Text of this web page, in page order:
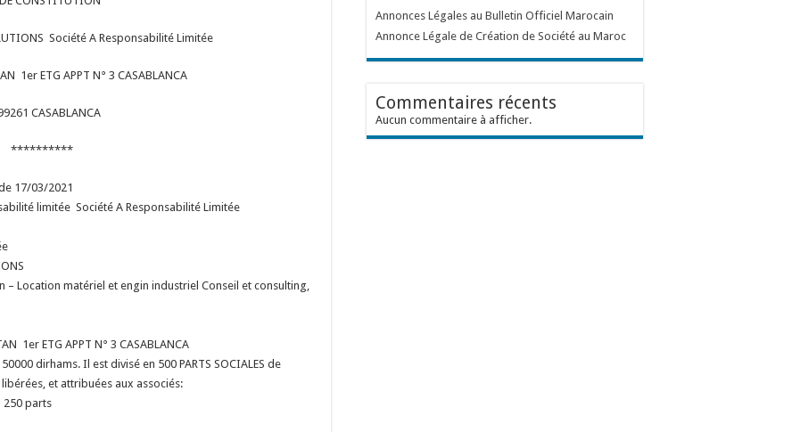
Société A Responsabilité Limitée
1er ETG APPT N° 3 CASABLANCA
CASABLANCA
**********
17/03/2021
limitée Société A Responsabilité Limitée
Location matériel et engin industriel Conseil et consulting,
1er ETG APPT N° 3 CASABLANCA
dirhams. Il est divisé en 500 PARTS SOCIALES de
et attribuées aux associés:
250 parts
Annonces Légales au Bulletin Officiel Marocain
Annonce Légale de Création de Société au Maroc
Commentaires récents
Aucun commentaire à afficher.